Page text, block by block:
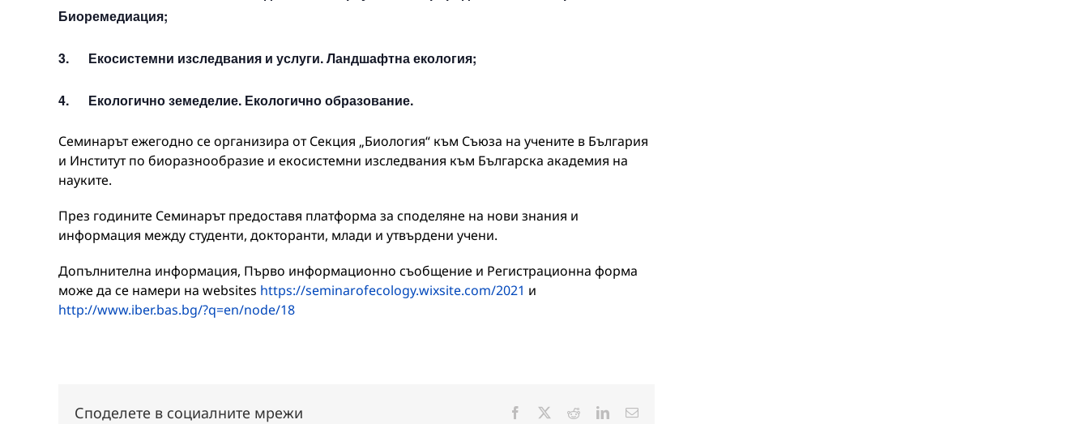
Биоремедиация;
3. Екосистемни изследвания и услуги. Ландшафтна екология;
4. Екологично земеделие. Екологично образование.
Семинарът ежегодно се организира от Секция „Биология“ към Съюза на учените в България
и Институт по биоразнообразие и екосистемни изследвания към Българска академия на
науките.
През годините Семинарът предоставя платформа за споделяне на нови знания и
информация между студенти, докторанти, млади и утвърдени учени.
Допълнителна информация, Първо информационно съобщение и Регистрационна форма
може да се намери на websites https://seminarofecology.wixsite.com/2021 и
http://www.iber.bas.bg/?q=en/node/18
Споделете в социалните мрежи Facebook RedditLinkedInЕлектронна